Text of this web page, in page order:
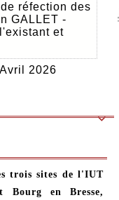
réfection des
GALLET -
et
2026

trois sites de l'IUT
en Bresse,